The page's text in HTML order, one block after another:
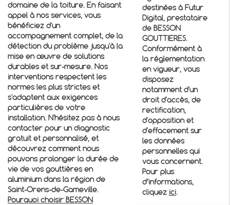
domaine de la toiture. En faisant
appel à nos services, vous
bénéficiez d'un
accompagnement complet, de la
détection du problème jusqu'à la
mise en œuvre de solutions
durables et sur-mesure. Nos
interventions respectent les
normes les plus strictes et
s'adaptent aux exigences
particulières de votre
installation. N'hésitez pas à nous
contacter pour un diagnostic
gratuit et personnalisé, et
découvrez comment nous
pouvons prolonger la durée de
vie de vos gouttières en
aluminium dans la région de
Saint-Orens-de-Gameville.
Pourquoi choisir BESSON
destinées à Futur
Digital, prestataire
de BESSON
GOUTTIERES.
Conformément à
la réglementation
en vigueur, vous
disposez
notamment d'un
droit d'accès, de
rectification,
d'opposition et
d'effacement sur
les données
personnelles qui
vous concernent.
Pour plus
d’informations,
cliquez ici.